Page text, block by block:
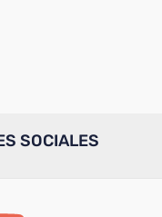
SOCIALES